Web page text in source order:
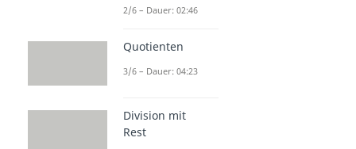
2/6 – Dauer: 02:46
Quotienten
3/6 – Dauer: 04:23
Division mit
Rest